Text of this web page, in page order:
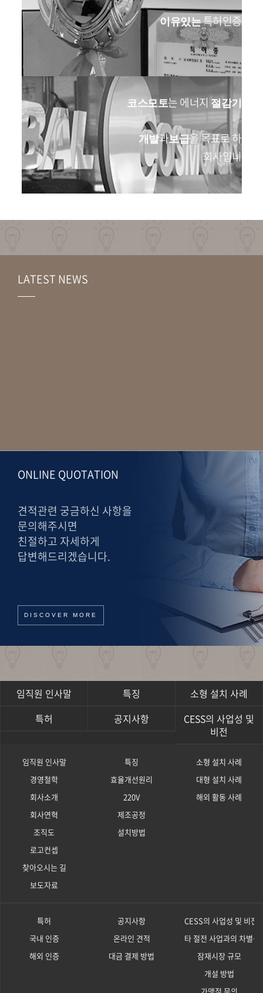
이유있는특허인증들
코스모토는 에너지 절감기
개발과보급을 목표로 하는
회사입니다
LATEST NEWS
ONLINE QUOTATION
견적관련 궁금하신 사항을
문의해주시면
친절하고 자세하게
답변해드리겠습니다.
DISCOVER MORE
임직원 인사말 특징
소형 설치 사례
특허
공지사항
CESS의 사업성 및
비전
임직원 인사말
경영철학
회사소개
회사연혁
조직도
로고컨셉
찾아오시는 길
보도자료
특징
효율개선원리
220V
제조공정
설치방법
소형 설치 사례
대형 설치 사례
해외 활동 사례
특허
국내 인증
해외 인증
공지사항
온라인 견적
대금 결제 방법
CESS의 사업성 및 비전
타 절전 사업과의 차별성
잠재시장 규모
개설 방법